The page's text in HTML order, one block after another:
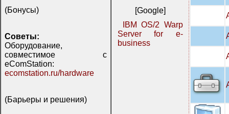
(Бонусы)
Советы:
Оборудование,
совместимое с
eComStation:
ecomstation.ru/hardware
(Барьеры и решения)
[Google]
IBM OS/2 Warp
Server for e-
business